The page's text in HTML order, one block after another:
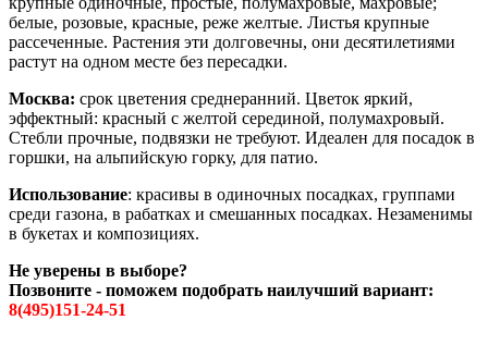
белые, розовые, красные, реже желтые. Листья крупные
рассеченные. Растения эти долговечны, они десятилетиями
растут на одном месте без пересадки.
Москва: срок цветения среднеранний. Цветок яркий,
эффектный: красный с желтой серединой, полумахровый.
Стебли прочные, подвязки не требуют. Идеален для посадок в
горшки, на альпийскую горку, для патио.
Использование: красивы в одиночных посадках, группами
среди газона, в рабатках и смешанных посадках. Незаменимы
в букетах и композициях.
Не уверены в выборе?
Позвоните - поможем подобрать наилучший вариант:
8(495)151-24-51